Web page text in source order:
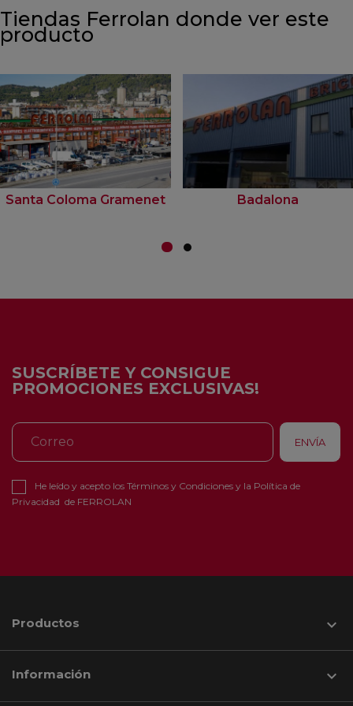
Tiendas Ferrolan donde ver este
producto
Santa Coloma Gramenet Badalona
SUSCRÍBETE Y CONSIGUE
PROMOCIONES EXCLUSIVAS!
He leído y acepto los Términos y Condiciones y la Política de
Privacidad de FERROLAN
Productos 
Información 